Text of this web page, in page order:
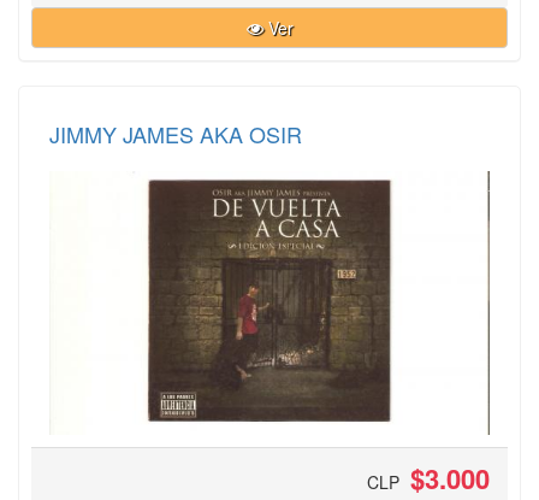
Ver
JIMMY JAMES AKA OSIR
CLP $3.000